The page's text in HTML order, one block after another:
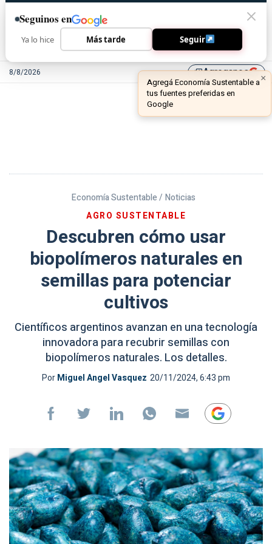
8/8/2026 library_addAgreganos
Economía Sustentable / Noticias
AGRO SUSTENTABLE
Descubren cómo usar
biopolímeros naturales en
semillas para potenciar
cultivos
Científicos argentinos avanzan en una tecnología
innovadora para recubrir semillas con
biopolímeros naturales. Los detalles.
PorMiguel Angel Vasquez 20/11/2024, 6:43 pm
Seguinos en
Ya lo hice Más tarde Seguir